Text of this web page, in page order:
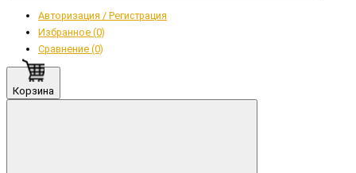
Авторизация / Регистрация
Избранное (0)
Сравнение (0)
Корзина